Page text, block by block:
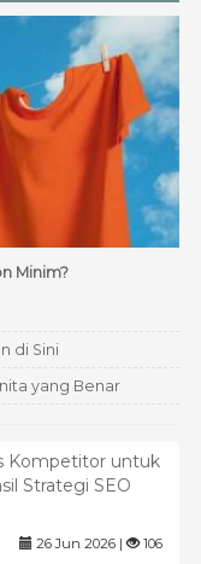
Minim?
di Sini
yang Benar
Kompetitor untuk
Strategi SEO
26 Jun 2026 | 106